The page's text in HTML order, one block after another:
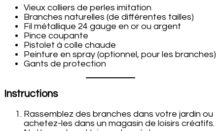
Vieux colliers de perles imitation
Branches naturelles (de différentes tailles)
Fil métallique 24 gauge en or ou argent
Pince coupante
Pistolet à colle chaude
Peinture en spray (optionnel, pour les branches)
Gants de protection
Instructions
Rassemblez des branches dans votre jardin ou
achetez-les dans un magasin de loisirs créatifs.